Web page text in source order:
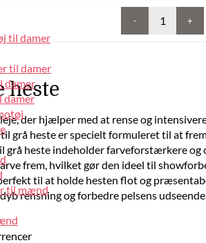
til damer
til damer
damer
damer
til mænd
- +
heste
der hjælper med at rense og
grå heste er specielt formuleret til at
grå heste indeholder farveforstærkere og
frem, hvilket gør den ideel til
til at holde hesten flot og
rensning og forbedre pelsens